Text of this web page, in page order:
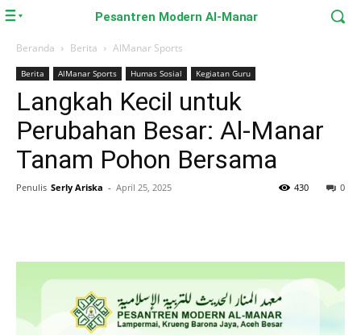
Pesantren Modern Al-Manar
Beranda Berita AlManar Sports
Berita AlManar Sports Humas Sosial Kegiatan Guru
Langkah Kecil untuk
Perubahan Besar: Al-Manar
Tanam Pohon Bersama
Penulis Serly Ariska - April 25, 2025 0
430